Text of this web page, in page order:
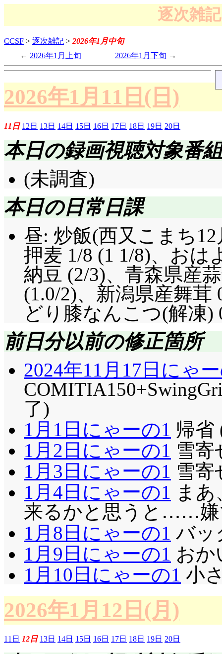
逐次雑
CCSF > 逐次雑記 >2026年1月中旬
2026年1月上旬
2026年1月下旬
2026年1月11日(日)
11日 12日 13日 14日 15日 16日 17日 18日 19日 20日
本日の録画視聴対象番組
(未調査)
本日の日常日課
昼: 炒飯(西又こまち
押麦 1/8 (1 1/8)、おは
納豆 (2/3)、青森県産
(1.0/2)、新潟県産舞茸
どり膝なんこつ(解凍)
前日分以前の修正箇所
2024年11月17日にゃ
了)
1月1日にゃーの1 帰省
1月2日にゃーの1 雪寄
1月3日にゃーの1 雪寄
1月4日にゃーの1 ま
来るかと思うと……嫌
1月8日にゃーの1 バッ
1月9日にゃーの1 おか
1月10日にゃーの1 小
2026年1月12日(月)
11日 12日 13日 14日 15日 16日 17日 18日 19日 20日